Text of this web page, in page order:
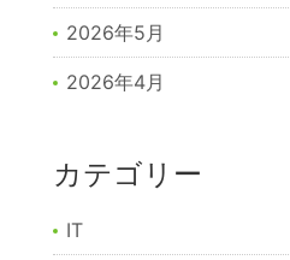
2026年5月
2026年4月
カテゴリー
IT